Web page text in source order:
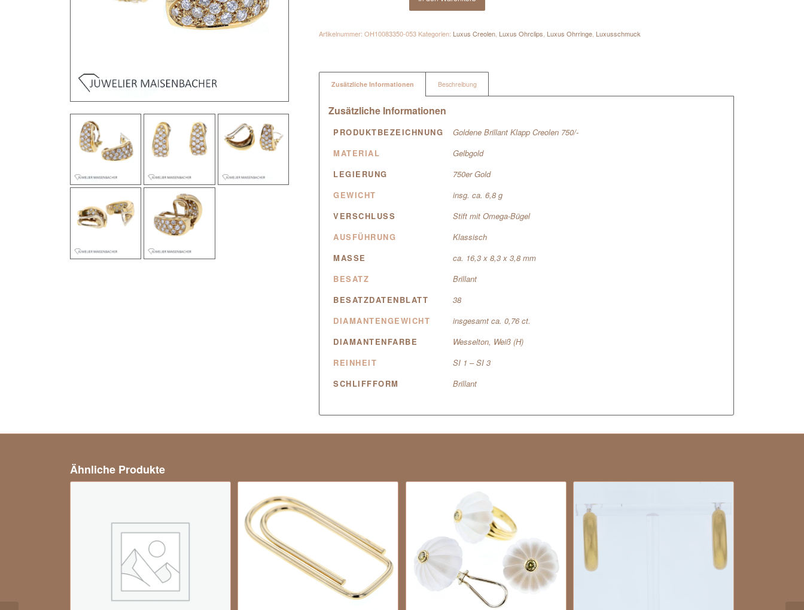
Artikelnummer:OH10083350-053 Kategorien: Luxus Creolen, Luxus Ohrclips, Luxus Ohrringe, Luxusschmuck
Zusätzliche Informationen Beschreibung
Zusätzliche Informationen
PRODUKTBEZEICHNUNG
Goldene Brillant Klapp Creolen 750/-
MATERIAL
Gelbgold
LEGIERUNG
750er Gold
GEWICHT
insg. ca. 6,8 g
VERSCHLUSS
Stift mit Omega-Bügel
AUSFÜHRUNG
Klassisch
MASSE
ca. 16,3 x 8,3 x 3,8 mm
BESATZ
Brillant
BESATZDATENBLATT
38
DIAMANTENGEWICHT
insgesamt ca. 0,76 ct.
DIAMANTENFARBE
Wesselton, Weiß (H)
REINHEIT
SI 1 – SI 3
SCHLIFFFORM
Brillant
Ähnliche Produkte